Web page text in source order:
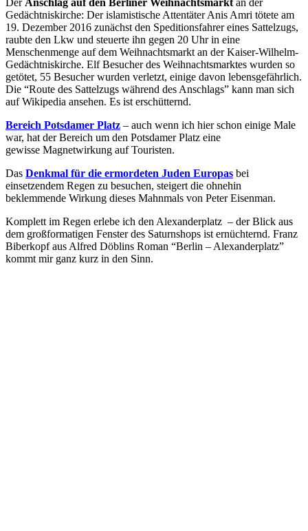
Der Anschlag auf den Berliner Weihnachtsmarkt an der
Gedächtniskirche: Der islamistische Attentäter Anis Amri tötete am
19. Dezember 2016 zunächst den Speditionsfahrer eines Sattelzugs,
raubte den Lkw und steuerte ihn gegen 20 Uhr in eine
Menschenmenge auf dem Weihnachtsmarkt an der Kaiser-Wilhelm-
Gedächtniskirche. Elf Besucher des Weihnachtsmarktes wurden so
getötet, 55 Besucher wurden verletzt, einige davon lebensgefährlich.
Die “Route des Sattelzugs während des Anschlags” kann man sich
auf Wikipedia ansehen. Es ist erschütternd.
Bereich Potsdamer Platz – auch wenn ich hier schon einige Male
war, hat der Bereich um den Potsdamer Platz eine
gewisse Magnetwirkung auf Touristen.
Das Denkmal für die ermordeten Juden Europas bei
einsetzendem Regen zu besuchen, steigert die ohnehin
beklemmende Wirkung dieses Mahnmals von Peter Eisenman.
Komplett im Regen erlebe ich den Alexanderplatz – der Blick aus
dem großformatigen Fenster des Saturnshops ist ernüchternd. Franz
Biberkopf aus Alfred Döblins Roman “Berlin – Alexanderplatz”
kommt mir ganz kurz in den Sinn.